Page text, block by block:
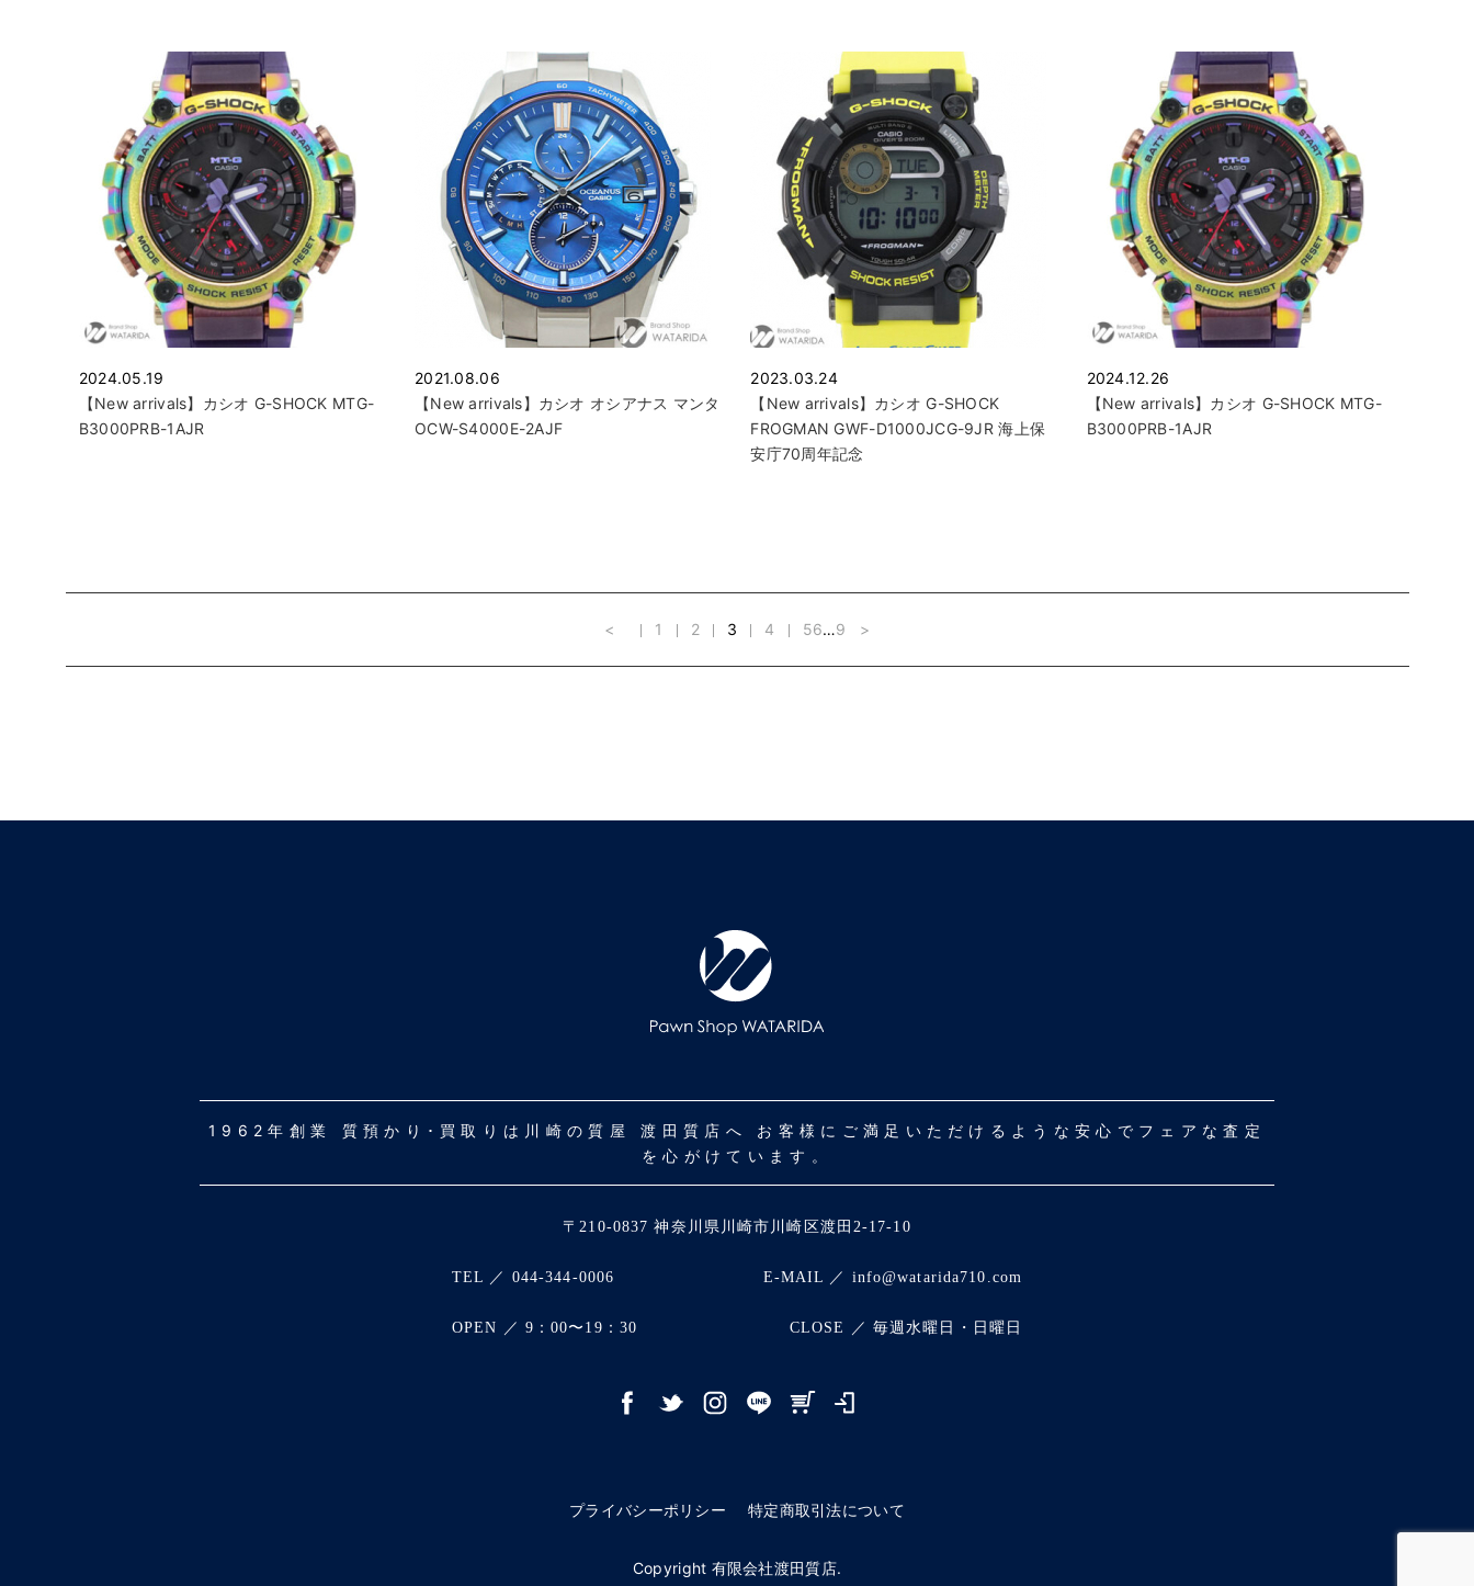
2024.05.19
【New arrivals】カシオ G-SHOCK MTG-
B3000PRB-1AJR
2021.08.06
【New arrivals】カシオ オシアナス マンタ
OCW-S4000E-2AJF
2023.03.24
【New arrivals】カシオ G-SHOCK
FROGMAN GWF-D1000JCG-9JR 海上保
安庁70周年記念
2024.12.26
【New arrivals】カシオ G-SHOCK MTG-
B3000PRB-1AJR
< 1 2 3 4 56…9 >
1962年創業 質預かり･買取りは川崎の質屋 渡田質店へ お客様にご満足いただけるような安心でフェアな査定
を心がけています。
〒210-0837 神奈川県川崎市川崎区渡田2-17-10
TEL ／ 044-344-0006 E-MAIL ／ info@watarida710.com
OPEN ／ 9：00〜19：30 CLOSE ／ 毎週水曜日・日曜日
プライバシーポリシー 特定商取引法について
Copyright 有限会社渡田質店.